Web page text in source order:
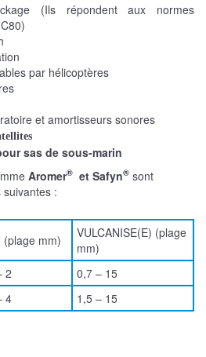
(Ils répondent aux normes
par hélicoptères
et amortisseurs sonores
sas de sous-marin
Aromer® et Safyn® sont
:
(plage mm)
VULCANISE(E) (plage
mm)
2
0,7 – 15
4 1,5 – 15